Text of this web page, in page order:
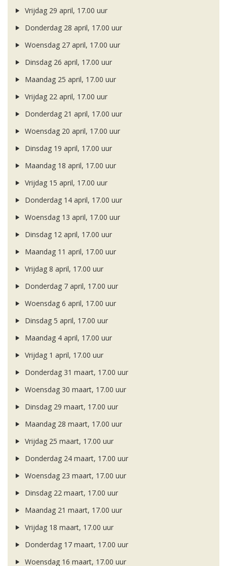
Vrijdag 29 april, 17.00 uur
Donderdag 28 april, 17.00 uur
Woensdag 27 april, 17.00 uur
Dinsdag 26 april, 17.00 uur
Maandag 25 april, 17.00 uur
Vrijdag 22 april, 17.00 uur
Donderdag 21 april, 17.00 uur
Woensdag 20 april, 17.00 uur
Dinsdag 19 april, 17.00 uur
Maandag 18 april, 17.00 uur
Vrijdag 15 april, 17.00 uur
Donderdag 14 april, 17.00 uur
Woensdag 13 april, 17.00 uur
Dinsdag 12 april, 17.00 uur
Maandag 11 april, 17.00 uur
Vrijdag 8 april, 17.00 uur
Donderdag 7 april, 17.00 uur
Woensdag 6 april, 17.00 uur
Dinsdag 5 april, 17.00 uur
Maandag 4 april, 17.00 uur
Vrijdag 1 april, 17.00 uur
Donderdag 31 maart, 17.00 uur
Woensdag 30 maart, 17.00 uur
Dinsdag 29 maart, 17.00 uur
Maandag 28 maart, 17.00 uur
Vrijdag 25 maart, 17.00 uur
Donderdag 24 maart, 17.00 uur
Woensdag 23 maart, 17.00 uur
Dinsdag 22 maart, 17.00 uur
Maandag 21 maart, 17.00 uur
Vrijdag 18 maart, 17.00 uur
Donderdag 17 maart, 17.00 uur
Woensdag 16 maart, 17.00 uur